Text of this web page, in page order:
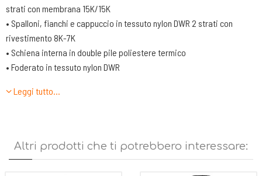
strati con membrana 15K/15K
• Spalloni, fianchi e cappuccio in tessuto nylon DWR 2 strati con
rivestimento 8K-7K
• Schiena interna in double pile poliestere termico
• Foderato in tessuto nylon DWR
• Davanti e spallone con imbottitura sintetica poliestere Primaloft®
• Centro davanti con zip spalmata, tasche mani con zip, tasca interna
destra con funzione stow-pocket
Leggi tutto…
Altri prodotti che ti potrebbero interessare: